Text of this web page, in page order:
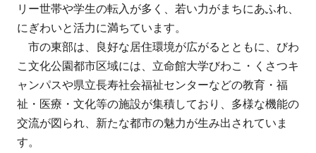
リー世帯や学生の転入が多く、若い力がまちにあふれ、
にぎわいと活力に満ちています。
市の東部は、良好な居住環境が広がるとともに、びわ
こ文化公園都市区域には、立命館大学びわこ・くさつキ
ャンパスや県立長寿社会福祉センターなどの教育・福
祉・医療・文化等の施設が集積しており、多様な機能の
交流が図られ、新たな都市の魅力が生み出されていま
す。